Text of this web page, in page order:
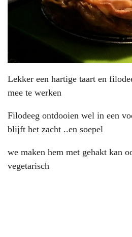
Lekker een hartige taart en
mee te werken
Filodeeg ontdooien wel in een
blijft het zacht ..en soepel
we maken hem met gehakt kan
vegetarisch